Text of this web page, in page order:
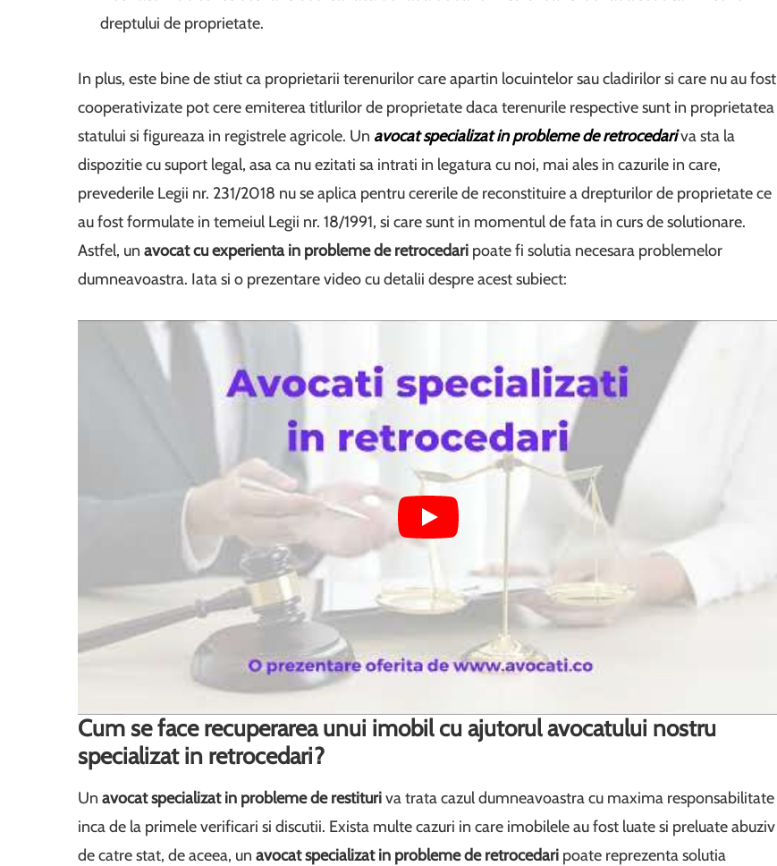
dreptului de proprietate.
In plus, este bine de stiut ca proprietarii terenurilor care apartin locuintelor sau cladirilor si care nu au fost
cooperativizate pot cere emiterea titlurilor de proprietate daca terenurile respective sunt in proprietatea
statului si figureaza in registrele agricole. Un avocat specializat in probleme de retrocedariva sta la
dispozitie cu suport legal, asa ca nu ezitati sa intrati in legatura cu noi, mai ales in cazurile in care,
prevederile Legii nr. 231/2018 nu se aplica pentru cererile de reconstituire a drepturilor de proprietate ce
au fost formulate in temeiul Legii nr. 18/1991, si care sunt in momentul de fata in curs de solutionare.
Astfel, un avocat cu experienta in probleme de retrocedari poate fi solutia necesara problemelor
dumneavoastra. Iata si o prezentare video cu detalii despre acest subiect:
Cum se face recuperarea unui imobil cu ajutorul avocatului nostru
specializat in retrocedari?
Un avocat specializat in probleme de restituriva trata cazul dumneavoastra cu maxima responsabilitate
inca de la primele verificari si discutii. Exista multe cazuri in care imobilele au fost luate si preluate abuziv
de catre stat, de aceea, un avocat specializat in probleme de retrocedari poate reprezenta solutia